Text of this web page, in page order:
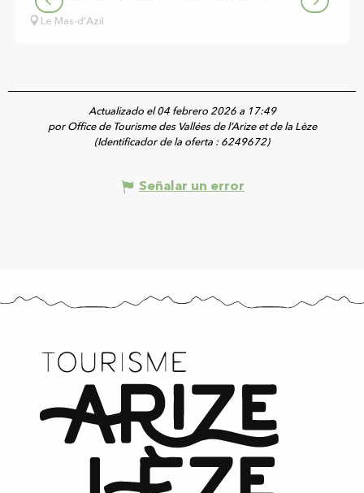
Le Mas-d'Azil
Actualizado el 04 febrero 2026 a 17:49
por Office de Tourisme des Vallées de l’Arize et de la Lèze
(Identificador de la oferta : 6249672)
Señalar un error